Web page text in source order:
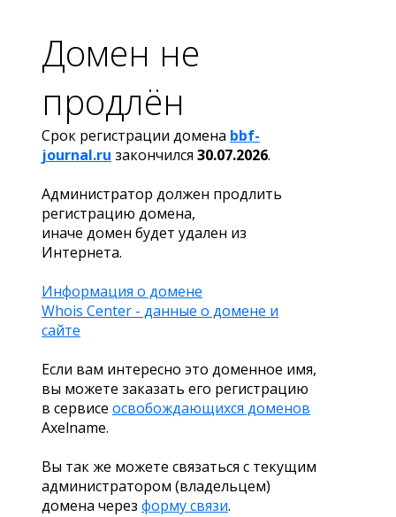
Домен не
продлён
Срок регистрации домена bbf-
journal.ru закончился 30.07.2026.
Администратор должен продлить
регистрацию домена,
иначе домен будет удален из
Интернета.
Информация о домене
Whois Center - данные о домене и
сайте
Если вам интересно это доменное имя,
вы можете заказать его регистрацию
в сервисе освобождающихся доменов
Axelname.
Вы так же можете связаться с текущим
администратором (владельцем)
домена через форму связи.